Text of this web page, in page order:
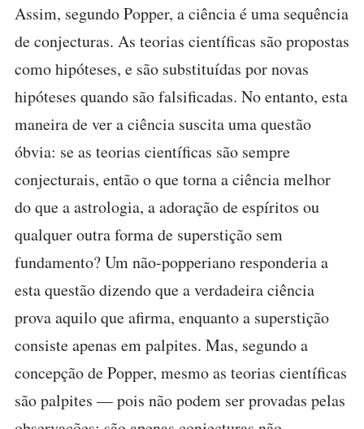
Assim, segundo Popper, a ciência é uma sequência
de conjecturas. As teorias científicas são propostas
como hipóteses, e são substituídas por novas
hipóteses quando são falsificadas. No entanto, esta
maneira de ver a ciência suscita uma questão
óbvia: se as teorias científicas são sempre
conjecturais, então o que torna a ciência melhor
do que a astrologia, a adoração de espíritos ou
qualquer outra forma de superstição sem
fundamento? Um não-popperiano responderia a
esta questão dizendo que a verdadeira ciência
prova aquilo que afirma, enquanto a superstição
consiste apenas em palpites. Mas, segundo a
concepção de Popper, mesmo as teorias científicas
são palpites — pois não podem ser provadas pelas